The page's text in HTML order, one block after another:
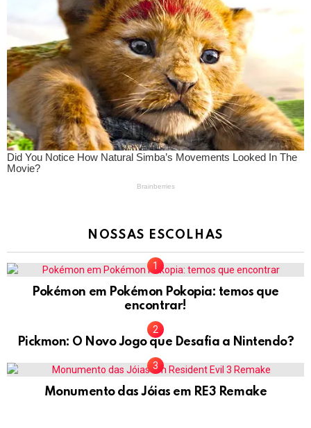
NOSSAS ESCOLHAS
Pokémon em Pokémon Pokopia: temos que
encontrar!
Pickmon: O Novo Jogo que Desafia a Nintendo?
Monumento das Jóias em RE3 Remake